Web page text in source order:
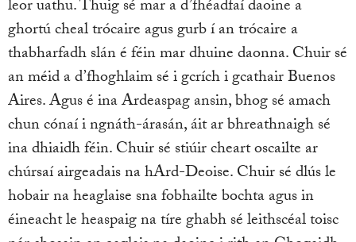
leor uathu. Thuig sé mar a d’fhéadfaí daoine a
ghortú cheal trócaire agus gurb í an trócaire a
thabharfadh slán é féin mar dhuine daonna. Chuir sé
an méid a d’fhoghlaim sé i gcrích i gcathair Buenos
Aires. Agus é ina Ardeaspag ansin, bhog sé amach
chun cónaí i ngnáth-árasán, áit ar bhreathnaigh sé
ina dhiaidh féin. Chuir sé stiúir cheart oscailte ar
chúrsaí airgeadais na hArd-Deoise. Chuir sé dlús le
hobair na heaglaise sna fobhailte bochta agus in
éineacht le heaspaig na tíre ghabh sé leithscéal toisc